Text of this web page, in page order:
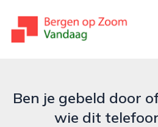
bergenopzoomvandaag.nl
Ben je gebeld door
wie dit